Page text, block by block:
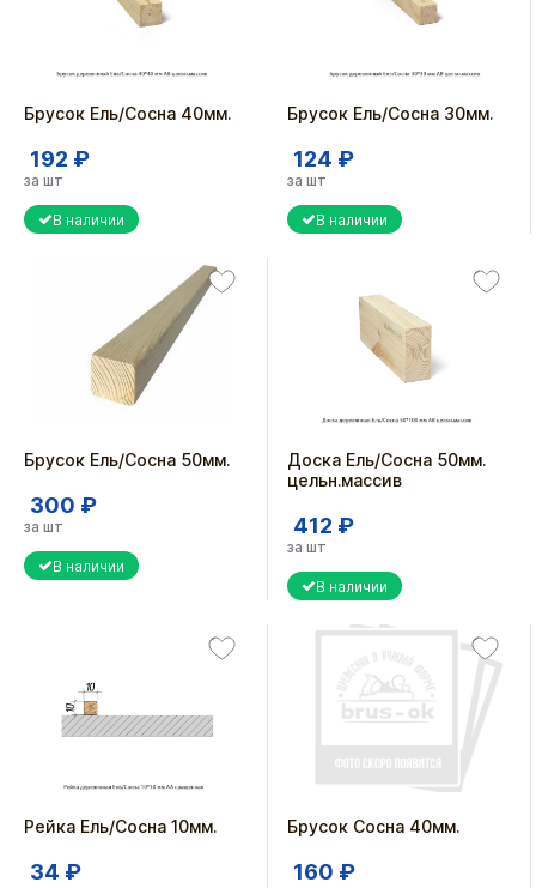
Брусок Ель/Сосна 40мм.
192 ₽
за шт
В наличии
Брусок Ель/Сосна 30мм.
124 ₽
за шт
В наличии
Брусок Ель/Сосна 50мм.
300 ₽
за шт
В наличии
Доска Ель/Сосна 50мм.
цельн.массив
412 ₽
за шт
В наличии
Рейка Ель/Сосна 10мм.
34 ₽
Брусок Сосна 40мм.
160 ₽